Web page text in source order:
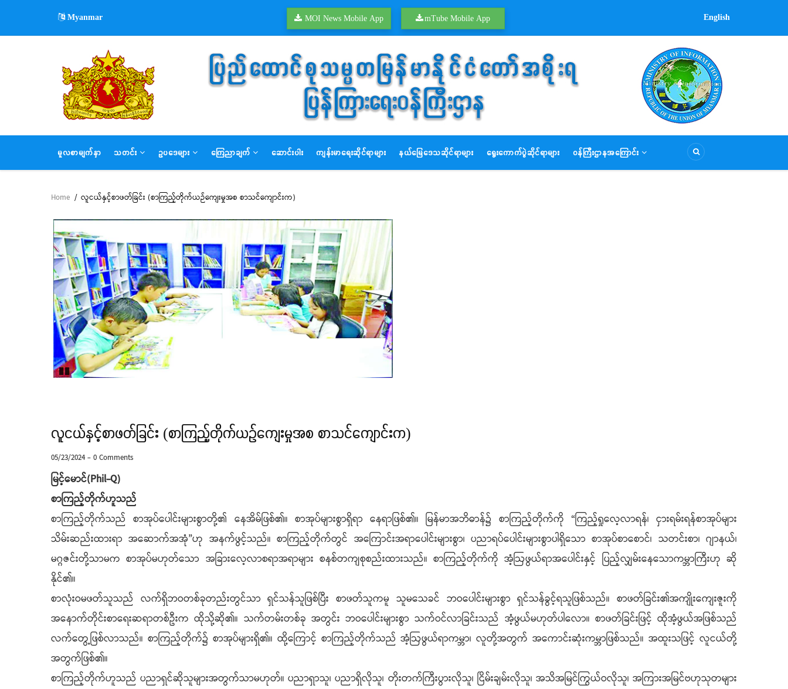
main
Myanmar MOI News Mobile App mTube Mobile App English
MAIN
NAVIGATION
မူလစာမျက်နှာ သတင်း ဥပဒေများ ကြေညာချက် ဆောင်းပါး ကျန်းမာရေးဆိုင်ရာများ နယ်မြေဒေသဆိုင်ရာများ ရွေးကောက်ပွဲဆိုင်ရာများ ဝန်ကြီးဌာနအကြောင်း
Breadcrumb
Home / လူငယ်နှင့်စာဖတ်ခြင်း (စာကြည့်တိုက်ယဉ်ကျေးမှုအစ စာသင်ကျောင်းက)
လူငယ်နှင့်စာဖတ်ခြင်း (စာကြည့်တိုက်ယဉ်ကျေးမှုအစ စာသင်ကျောင်းက)
05/23/2024-0 Comments
မြင့်မောင်(Phil-Q)
စာကြည့်တိုက်ဟူသည်
စာကြည့်တိုက်သည် စာအုပ်ပေါင်းများစွာတို့၏ နေအိမ်ဖြစ်၏။ စာအုပ်များစွာရှိရာ နေရာဖြစ်၏။ မြန်မာအဘိဓာန်၌ စာကြည့်တိုက်ကို “ကြည့်ရှုလေ့လာရန်၊ ငှားရမ်းရန်စာအုပ်များ
သိမ်းဆည်းထားရာ အဆောက်အအုံ”ဟု အနက်ဖွင့်သည်။ စာကြည့်တိုက်တွင် အကြောင်းအရာပေါင်းများစွာ၊ ပညာရပ်ပေါင်းများစွာပါရှိသော စာအုပ်စာစောင်၊ သတင်းစာ၊ ဂျာနယ်၊
မဂ္ဂဇင်းတို့သာမက စာအုပ်မဟုတ်သော အခြားလေ့လာစရာအရာများ စနစ်တကျစုစည်းထားသည်။ စာကြည့်တိုက်ကို အံ့ဩဖွယ်ရာအပေါင်းနှင့် ပြည့်လျှမ်းနေသောကမ္ဘာကြီးဟု ဆို
နိုင်၏။
စာလုံးဝမဖတ်သူသည် လက်ရှိဘဝတစ်ခုတည်းတွင်သာ ရှင်သန်သူဖြစ်ပြီး စာဖတ်သူကမူ သူမသေခင် ဘဝပေါင်းများစွာ ရှင်သန်ခွင့်ရသူဖြစ်သည်။ စာဖတ်ခြင်း၏အကျိုးကျေးဇူးကို
အနောက်တိုင်းစာရေးဆရာတစ်ဦးက ထိုသို့ဆို၏။ သက်တမ်းတစ်ခု အတွင်း ဘဝပေါင်းများစွာ သက်ဝင်လာခြင်းသည် အံ့ဖွယ်မဟုတ်ပါလော။ စာဖတ်ခြင်းဖြင့် ထိုအံ့ဖွယ်အဖြစ်သည်
လက်တွေ့ဖြစ်လာသည်။ စာကြည့်တိုက်၌ စာအုပ်များရှိ၏။ ထို့ကြောင့် စာကြည့်တိုက်သည် အံ့ဩဖွယ်ရာကမ္ဘာ၊ လူတို့အတွက် အကောင်းဆုံးကမ္ဘာဖြစ်သည်။ အထူးသဖြင့် လူငယ်တို့
အတွက်ဖြစ်၏။
စာကြည့်တိုက်ဟူသည် ပညာရှင်ဆိုသူများအတွက်သာမဟုတ်။ ပညာရှာသူ၊ ပညာရှိလိုသူ၊ တိုးတက်ကြီးပွားလိုသူ၊ ငြိမ်းချမ်းလိုသူ၊ အသိအမြင်ကြွယ်ဝလိုသူ၊ အကြားအမြင်ဗဟုသုတများ